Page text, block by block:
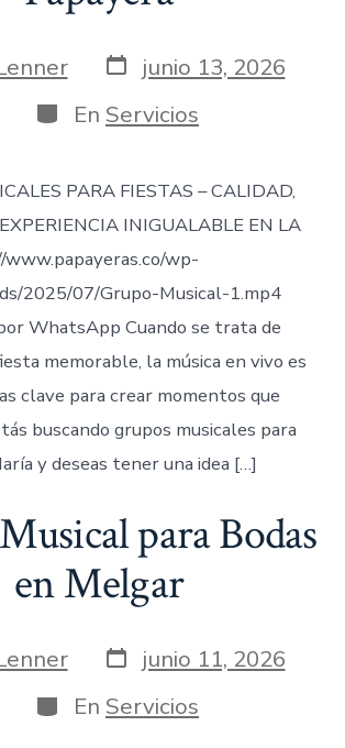
Fecha
de
publicación
junio 13, 2026
Categorías
En Servicios
PARA FIESTAS – CALIDAD,
INIGUALABLE EN LA
wp-
2025/07/Grupo-Musical-1.mp4
WhatsApp Cuando se trata de
memorable, la música en vivo es
clave para crear momentos que
buscando grupos musicales para
y deseas tener una idea […]
para Bodas
en Melgar
Fecha
de
publicación
junio 11, 2026
Categorías
En Servicios